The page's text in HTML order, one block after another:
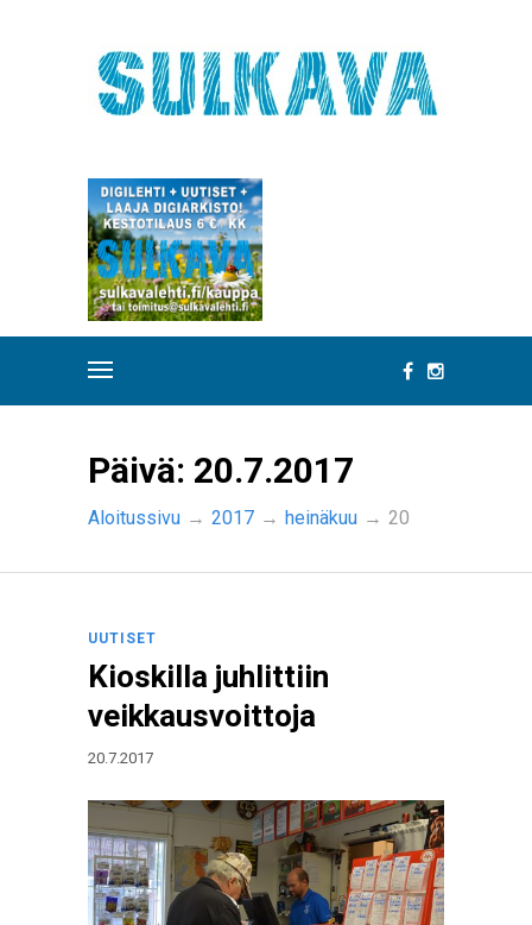
Päivä: 20.7.2017
Aloitussivu → 2017 → heinäkuu → 20
UUTISET
Kioskilla juhlittiin
veikkausvoittoja
20.7.2017